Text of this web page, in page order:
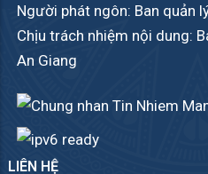
Người phát ngôn: Ban quản
Chịu trách nhiệm nội dung:
An Giang
LIÊN HỆ